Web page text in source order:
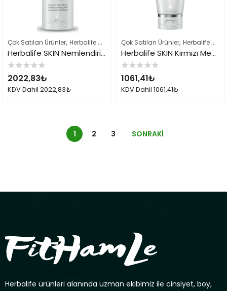
Çok Satılan Ürünler, Herbalife Cilt Bakımı Skin Ürünleri ,Herbalife Ürün
Herbalife SKIN Nemlendirici Göz Kremi
5
üzerinden
0
oy
2022,83₺
KDV Dahil 2022,83₺
Çok Satılan Ürünler, Herbalife Cilt Bakımı Skin Ürünleri
Herbalife SKIN Kırmızı Meyve Özlü Peeling
5
üzerinden
0
oy
1061,41₺
KDV Dahil 1061,41₺
1 2 3 SONRAKI
Herbalife ürünleri alanında uzman ekibimiz ile cinsiyet, boy,